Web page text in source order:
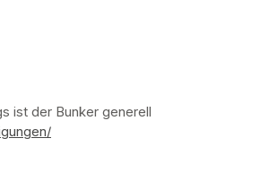
ist der Bunker generell